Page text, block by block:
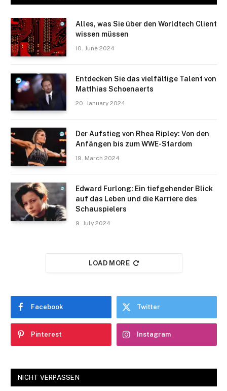
Alles, was Sie über den Worldtech Client
wissen müssen
10. June 2024
Entdecken Sie das vielfältige Talent von
Matthias Schoenaerts
20. January 2024
Der Aufstieg von Rhea Ripley: Von den
Anfängen bis zum WWE-Stardom
19. March 2024
Edward Furlong: Ein tiefgehender Blick
auf das Leben und die Karriere des
Schauspielers
9. July 2024
LOAD MORE
Facebook Twitter
Pinterest Instagram
NICHT VERPASSEN